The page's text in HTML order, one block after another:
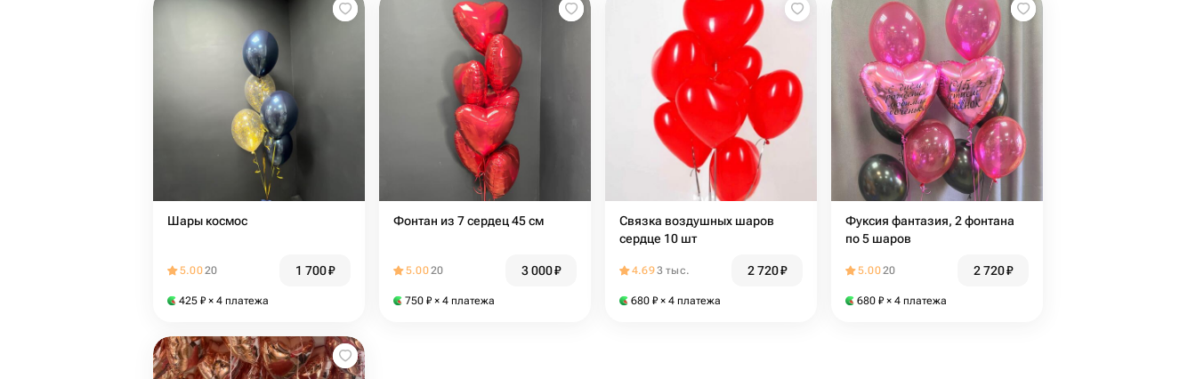
Шары космос
5.0020 1 700₽
425 ₽ × 4 платежа
Фонтан из 7 сердец 45 см
5.0020 3 000₽
750 ₽ × 4 платежа
Связка воздушных шаров
сердце 10 шт
4.693 тыс. 2 720₽
680 ₽ × 4 платежа
Фуксия фантазия, 2 фонтана
по 5 шаров
5.0020 2 720₽
680 ₽ × 4 платежа